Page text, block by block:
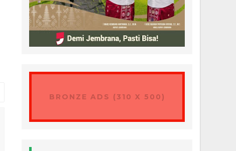
BRONZE ADS (310 X 500)